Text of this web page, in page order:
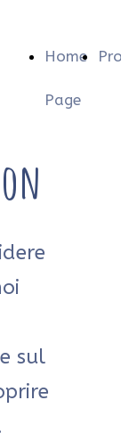
Home
Page
sul